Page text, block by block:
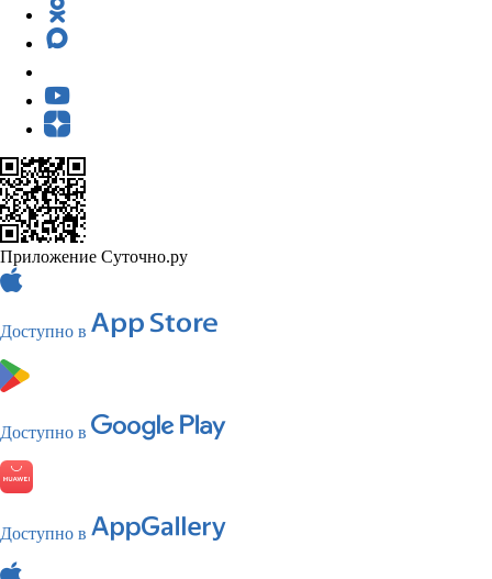
Приложение Суточно.ру
Доступно в
Доступно в
Доступно в